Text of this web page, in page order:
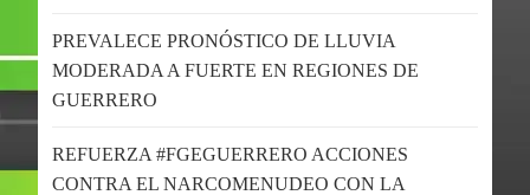
PREVALECE PRONÓSTICO DE LLUVIA
MODERADA A FUERTE EN REGIONES DE
GUERRERO
REFUERZA #FGEGUERRERO ACCIONES
CONTRA EL NARCOMENUDEO CON LA